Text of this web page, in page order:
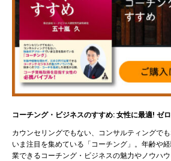
コーチング・ビジネスのすすめ: 女性に最適! ゼ
カウンセリングでもない、コンサルティングで
いま注目を集めている「コーチング」。年齢や
業できるコーチング・ビジネスの魅力やノウハ